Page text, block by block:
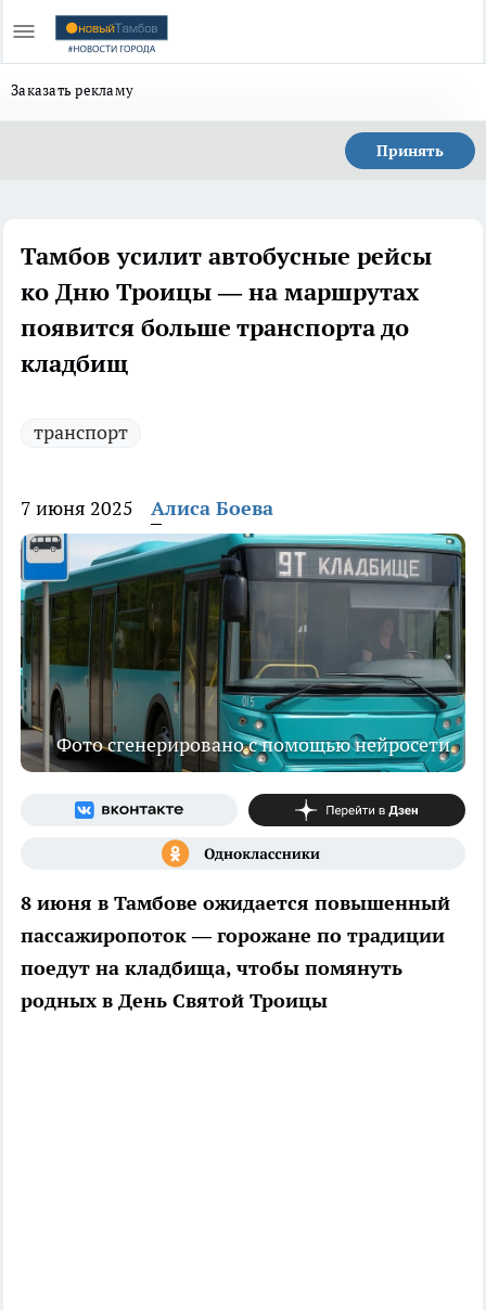
Заказать рекламу
Принять
Тамбов усилит автобусные рейсы
ко Дню Троицы — на маршрутах
появится больше транспорта до
кладбищ
транспорт
7 июня 2025 Алиса Боева
Фото сгенерировано с помощью нейросети
8 июня в Тамбове ожидается повышенный
пассажиропоток — горожане по традиции
поедут на кладбища, чтобы помянуть
родных в День Святой Троицы